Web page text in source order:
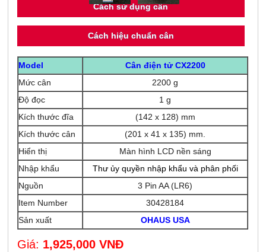
Cách sử dụng cân
Cách hiệu chuẩn cân
Model
Cân điện tử CX2200
Mức cân
2200 g
Độ đọc
1 g
Kích thước đĩa
(142 x 128) mm
Kích thước cân
(201 x 41 x 135) mm.
Hiển thị
Màn hình LCD nền sáng
Nhập khẩu
Thư ủy quyền nhập khẩu và phân phối
Nguồn
3 Pin AA (LR6)
Item Number
30428184
Sản xuất
OHAUS USA
Giá: 1,925,000 VNĐ